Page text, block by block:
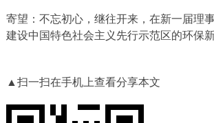
寄望：不忘初心，继往开来，在新一届理
建设中国特色社会主义先行示范区的环保新
▲扫一扫在手机上查看分享本文